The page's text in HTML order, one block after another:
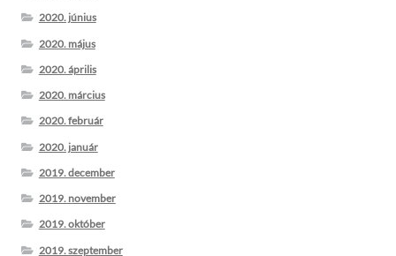
2020. június
2020. május
2020. április
2020. március
2020. február
2020. január
2019. december
2019. november
2019. október
2019. szeptember